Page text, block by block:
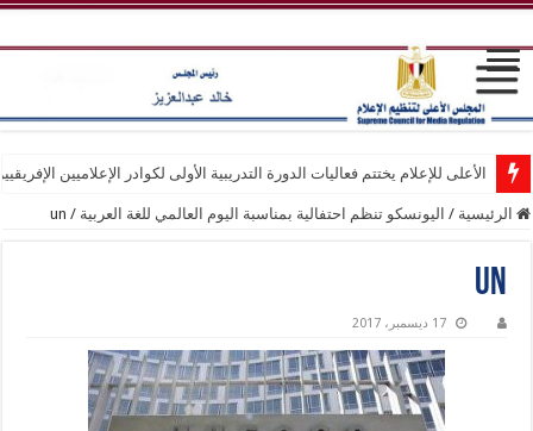
الأعلى للإعلام يختتم فعاليات الدورة التدريبية الأولى لكوادر الإعلاميين
الرئيسية / اليونسكو تنظم احتفالية بمناسبة اليوم العالمي للغة العربية /
un
un
17 ديسمبر، 2017